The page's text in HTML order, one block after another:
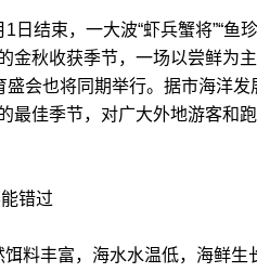
结束，一大波“虾兵蟹将”“鱼
金秋收获季节，一场以尝鲜为
盛会也将同期举行。据市海洋
最佳季节，对广大外地游客和
错过
丰富，海水水温低，海鲜生